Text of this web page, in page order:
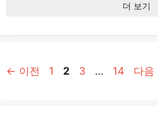
더 보기
← 이전
페
1
페
2
페
3 …
페
14 다음